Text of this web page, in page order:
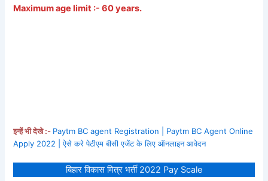
Maximum age limit :- 60 years.
इन्हें भी देखे :- Paytm BC agent Registration | Paytm BC Agent Online
Apply 2022 | ऐसे करे पेटीएम बीसी एजेंट के लिए ऑनलाइन आवेदन
बिहार विकास मित्र भर्ती 2022 Pay Scale